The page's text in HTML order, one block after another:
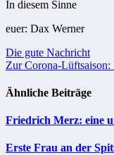
In diesem Sinne
euer: Dax Werner
Die gute Nachricht
Zur Corona-Lüftsaison:
Ähnliche Beiträge
Friedrich Merz: eine
Erste Frau an der